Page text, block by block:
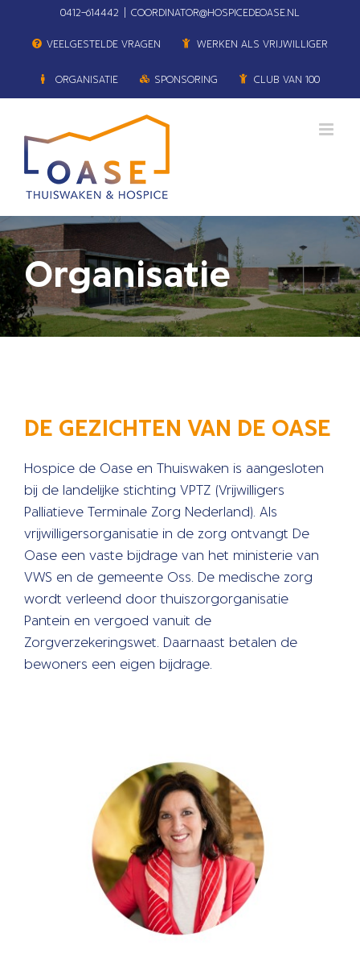
0412–614442 COORDINATOR@HOSPICEDEOASE.NL
VEELGESTELDE VRAGEN WERKEN ALS VRIJWILLIGER
ORGANISATIE SPONSORING CLUB VAN 100
Organisatie
DE GEZICHTEN VAN DE OASE
Hospice de Oase en Thuiswaken is aangesloten
bij de landelijke stichting VPTZ (Vrijwilligers
Palliatieve Terminale Zorg Nederland). Als
vrijwilligersorganisatie in de zorg ontvangt De
Oase een vaste bijdrage van het ministerie van
VWS en de gemeente Oss. De medische zorg
wordt verleend door thuiszorgorganisatie
Pantein en vergoed vanuit de
Zorgverzekeringswet. Daarnaast betalen de
bewoners een eigen bijdrage.